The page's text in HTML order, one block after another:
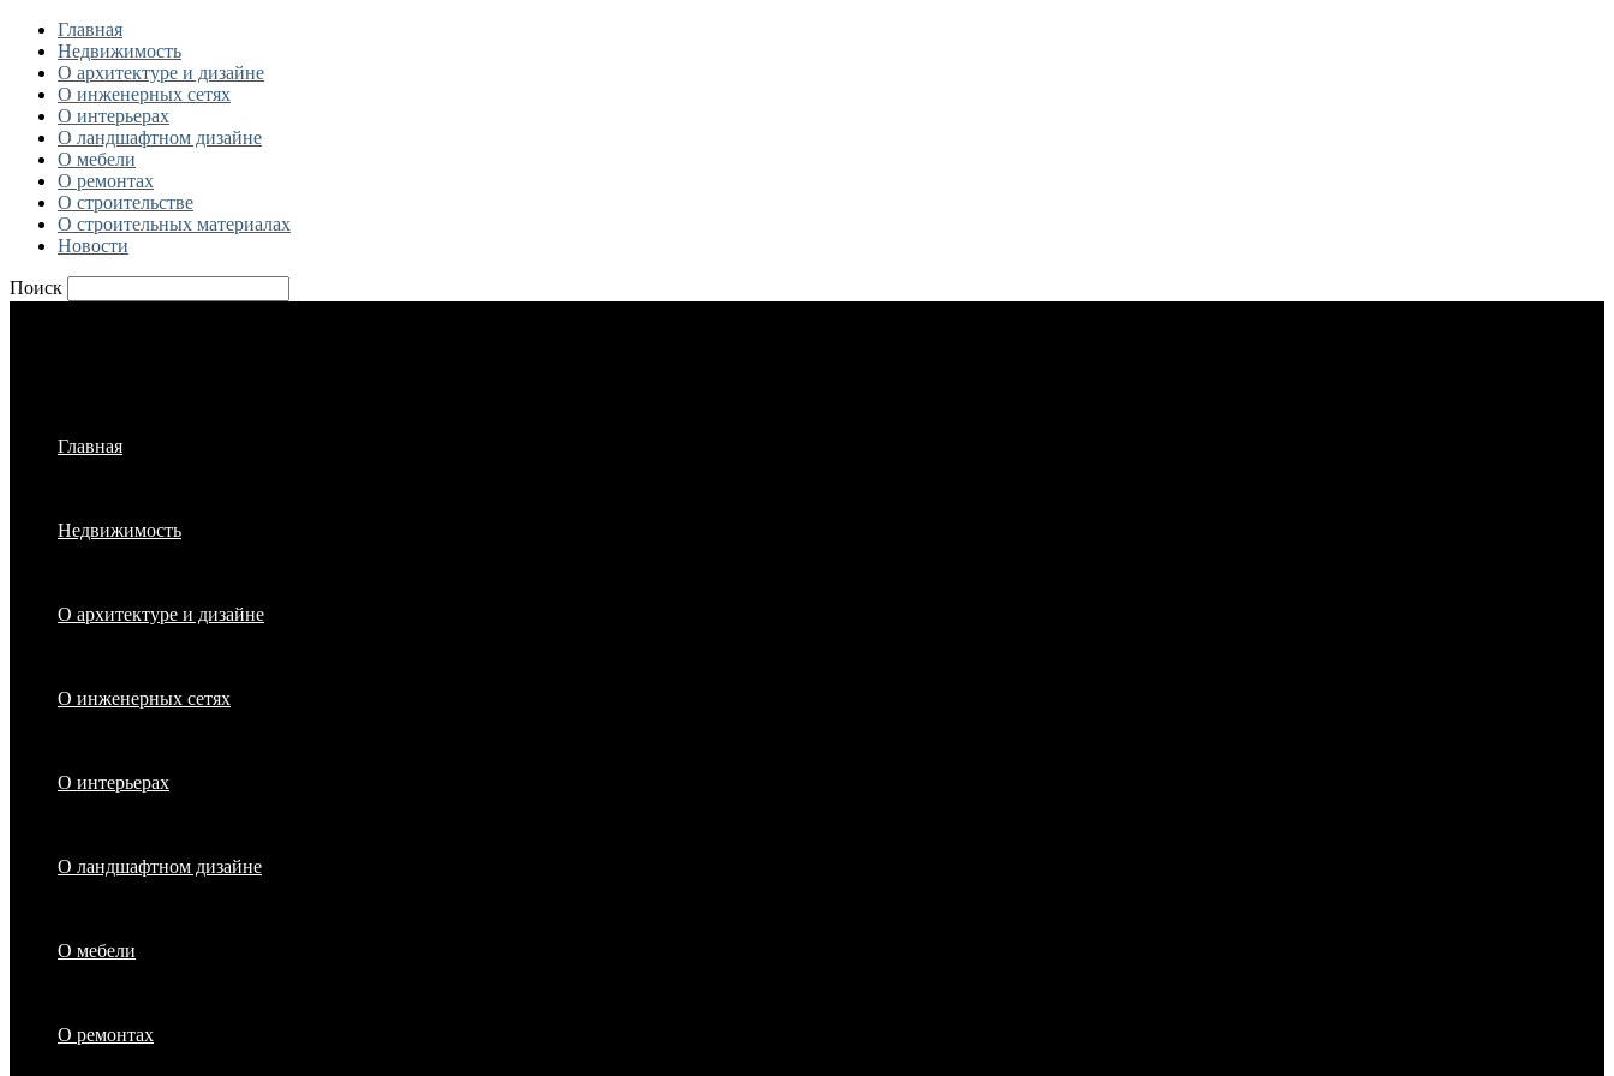
Главная
Недвижимость
О архитектуре и дизайне
О инженерных сетях
О интерьерах
О ландшафтном дизайне
О мебели
О ремонтах
О строительстве
О строительных материалах
Новости
Поиск
Главная
Недвижимость
О архитектуре и дизайне
О инженерных сетях
О интерьерах
О ландшафтном дизайне
О мебели
О ремонтах